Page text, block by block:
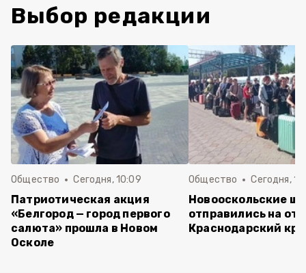
Выбор редакции
Общество Сегодня, 10:09
Патриотическая акция
«Белгород — город первого
салюта» прошла в Новом
Осколе
Общество Сегодня,
Новооскольские
отправились на
Краснодарский